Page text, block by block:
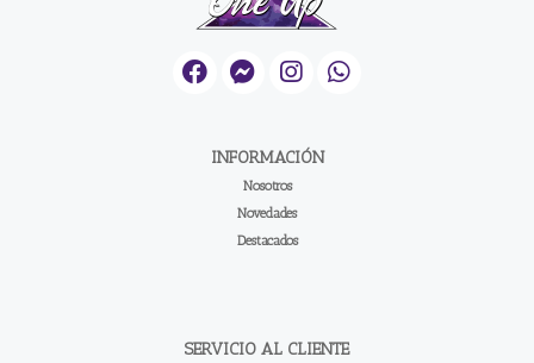
INFORMACIÓN
Nosotros
Novedades
Destacados
SERVICIO AL CLIENTE